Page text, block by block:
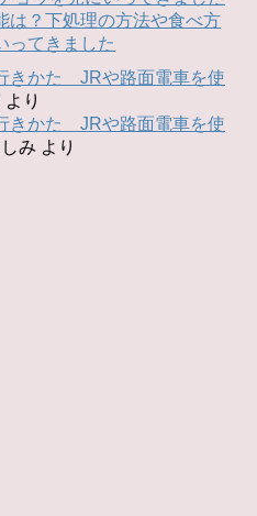
は？下処理の方法や食べ方
ってきました
きかた JRや路面電車を使
より
きかた JRや路面電車を使
み より